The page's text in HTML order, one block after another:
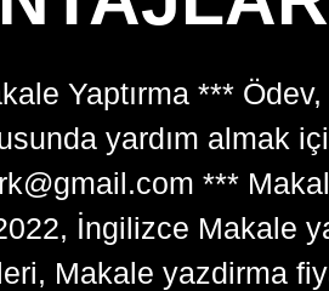
Yaptırma ***
yardım almak
***
İngilizce Makale
Makale yazdirma